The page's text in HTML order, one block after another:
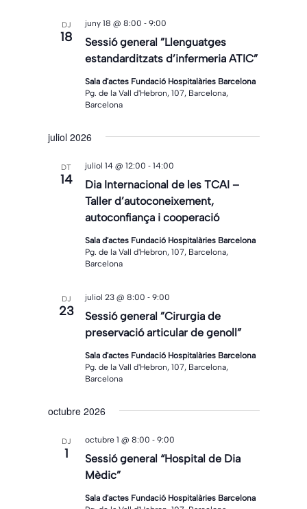
DJ
18
Sessió general ”Llenguatges
estandarditzats d’infermeria ATIC”
juny 18 @ 8:00 - 9:00
Sala d'actes Fundació Hospitalàries Barcelona
Pg. de la Vall d'Hebron, 107, Barcelona,
Barcelona
juliol 2026
DT
14
Dia Internacional de les TCAI –
Taller d’autoconeixement,
autoconfiança i cooperació
juliol 14 @ 12:00 - 14:00
Sala d'actes Fundació Hospitalàries Barcelona
Pg. de la Vall d'Hebron, 107, Barcelona,
Barcelona
DJ
23
Sessió general ”Cirurgia de
preservació articular de genoll”
juliol 23 @ 8:00 - 9:00
Sala d'actes Fundació Hospitalàries Barcelona
Pg. de la Vall d'Hebron, 107, Barcelona,
Barcelona
octubre 2026
DJ
1
Sessió general “Hospital de Dia
Mèdic”
octubre 1 @ 8:00 - 9:00
Sala d'actes Fundació Hospitalàries Barcelona